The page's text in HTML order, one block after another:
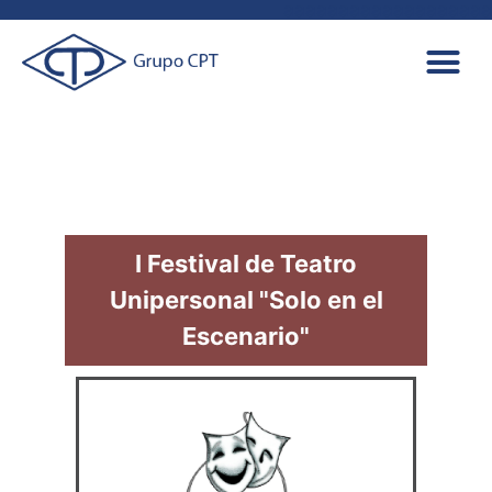
I Festival de Teatro
Unipersonal "Solo en el
Escenario"